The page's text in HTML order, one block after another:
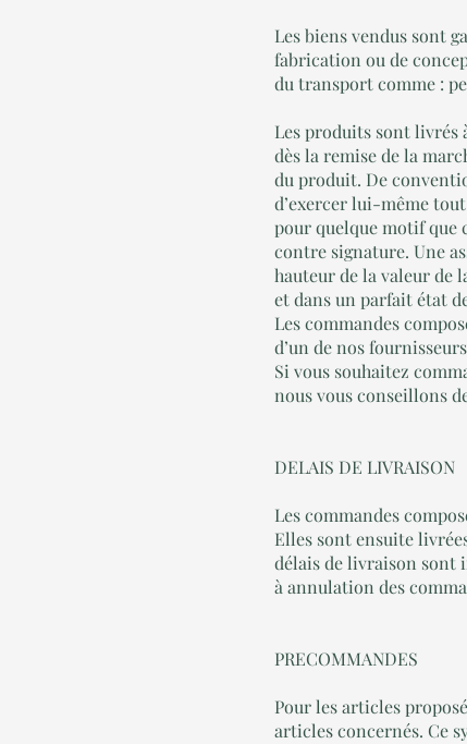
Les biens vendus sont
fabrication ou de
du transport comme :
Les produits sont livrés
dès la remise de la
du produit. De
d’exercer lui-même
pour quelque motif que
contre signature. Une
hauteur de la valeur de
et dans un parfait état
Les commandes
d’un de nos
Si vous souhaitez
nous vous conseillons
DELAIS DE LIVRAISON
Les commandes
Elles sont ensuite
délais de livraison sont
à annulation des
PRECOMMANDES
Pour les articles
articles concernés. Ce